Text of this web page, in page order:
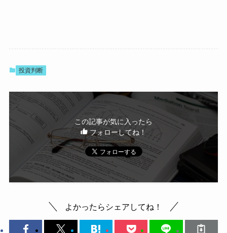
投資判断
この記事が気に入ったら
フォローしてね！
よかったらシェアしてね！